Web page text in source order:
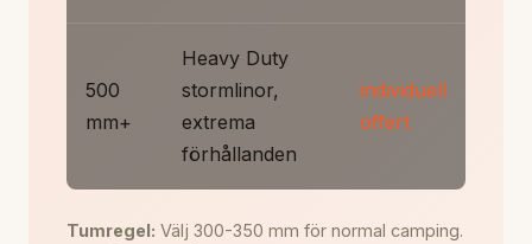
500
mm+
Heavy Duty
stormlinor,
extrema
förhållanden
individuell
offert
Tumregel: Välj 300-350 mm för normal camping.